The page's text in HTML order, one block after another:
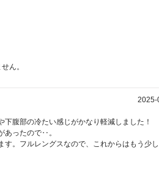
ん。
2025-
腹部の冷たい感じがかなり軽減しました！
あったので‥。
。フルレングスなので、これからはもう少